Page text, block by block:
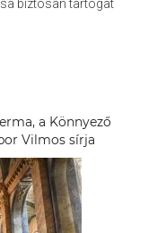
biztosan tartogat
a Könnyező
Vilmos sírja